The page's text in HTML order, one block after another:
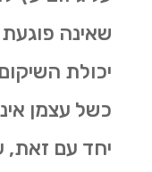
שאינה
יכולת
כשל עצמן
יחד עם זאת,